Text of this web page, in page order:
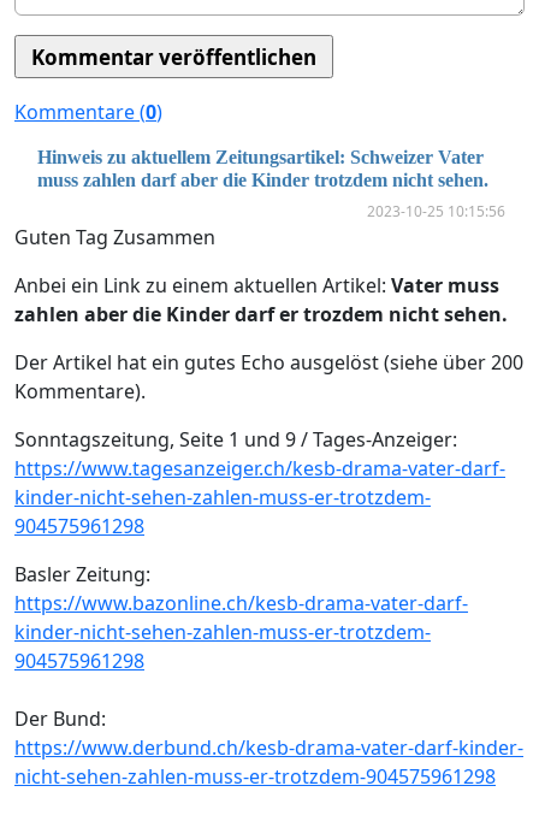
Kommentare (0)
Hinweis zu aktuellem Zeitungsartikel: Schweizer Vater
muss zahlen darf aber die Kinder trotzdem nicht sehen.
2023-10-25 10:15:56
Guten Tag Zusammen
Anbei ein Link zu einem aktuellen Artikel: Vater muss
zahlen aber die Kinder darf er trozdem nicht sehen.
Der Artikel hat ein gutes Echo ausgelöst (siehe über 200
Kommentare).
Sonntagszeitung, Seite 1 und 9 / Tages-Anzeiger:
https://www.tagesanzeiger.ch/kesb-drama-vater-darf-
kinder-nicht-sehen-zahlen-muss-er-trotzdem-
904575961298
Basler Zeitung:
https://www.bazonline.ch/kesb-drama-vater-darf-
kinder-nicht-sehen-zahlen-muss-er-trotzdem-
904575961298
Der Bund:
https://www.derbund.ch/kesb-drama-vater-darf-kinder-
nicht-sehen-zahlen-muss-er-trotzdem-904575961298